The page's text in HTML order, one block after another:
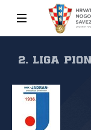
2. liga